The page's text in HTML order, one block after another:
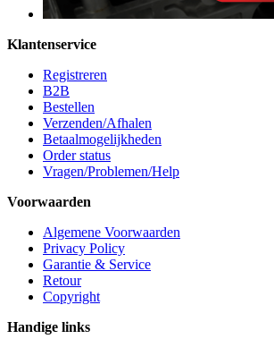
Klantenservice
Registreren
B2B
Bestellen
Verzenden/Afhalen
Betaalmogelijkheden
Order status
Vragen/Problemen/Help
Voorwaarden
Algemene Voorwaarden
Privacy Policy
Garantie & Service
Retour
Copyright
Handige links